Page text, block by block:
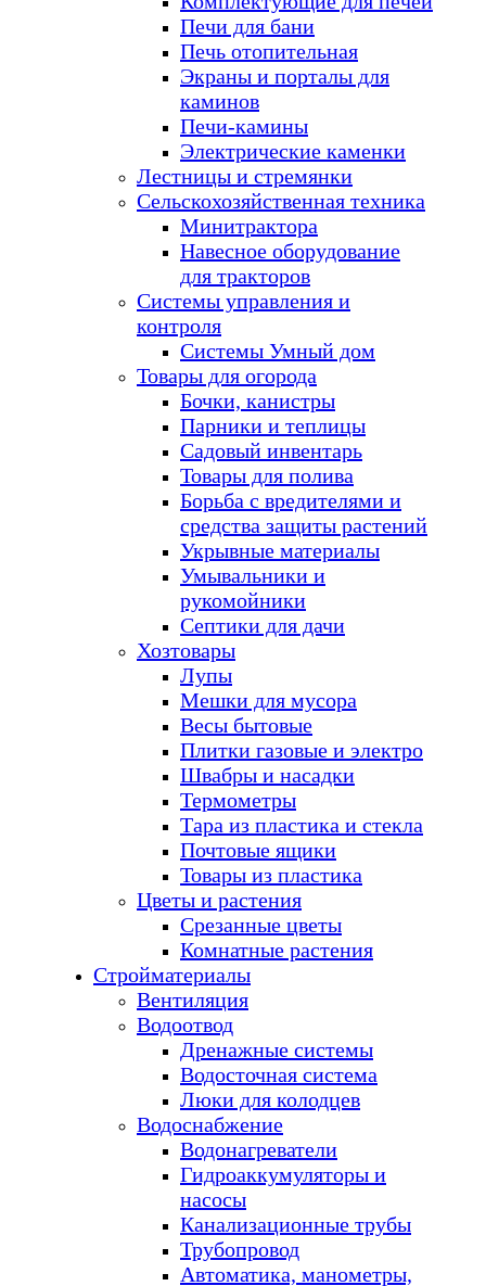
Печи для бани
Печь отопительная
Экраны и порталы для
каминов
Печи-камины
Электрические каменки
Лестницы и стремянки
Сельскохозяйственная техника
Минитрактора
Навесное оборудование
для тракторов
Системы управления и
контроля
Системы Умный дом
Товары для огорода
Бочки, канистры
Парники и теплицы
Садовый инвентарь
Товары для полива
Борьба с вредителями и
средства защиты растений
Укрывные материалы
Умывальники и
рукомойники
Септики для дачи
Хозтовары
Лупы
Мешки для мусора
Весы бытовые
Плитки газовые и электро
Швабры и насадки
Термометры
Тара из пластика и стекла
Почтовые ящики
Товары из пластика
Цветы и растения
Срезанные цветы
Комнатные растения
Стройматериалы
Вентиляция
Водоотвод
Дренажные системы
Водосточная система
Люки для колодцев
Водоснабжение
Водонагреватели
Гидроаккумуляторы и
насосы
Канализационные трубы
Трубопровод
Автоматика, манометры,